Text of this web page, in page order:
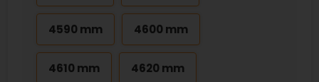
4590 mm 4600 mm
4610 mm 4620 mm